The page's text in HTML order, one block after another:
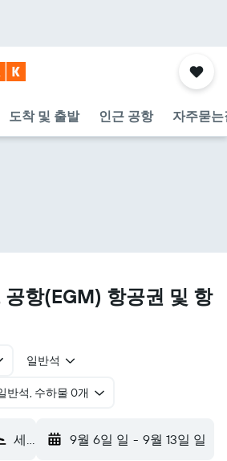
도착 및 출발 인근 공항 자주묻
항(EGM) 항공권 및 항
일반석
반석, 수하물 0개
세게 에어포트 (EGM) 9월 6일 일 - 9월 13일 일